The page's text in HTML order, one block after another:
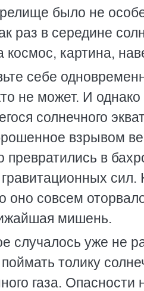
было не
раз в середине
космос, картина,
себе
не может. И
солнечного
взрывом
превратились в
оно совсем
мишень.
случалось уже не
толику
газа. Опасности